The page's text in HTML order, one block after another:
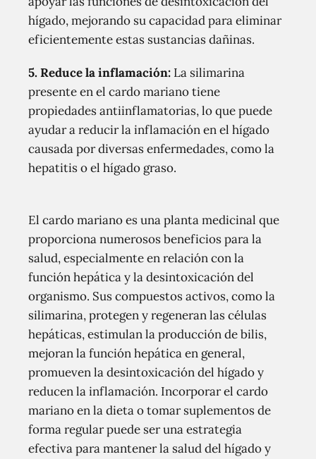
hígado, mejorando su capacidad para eliminar
eficientemente estas sustancias dañinas.
5. Reduce la inflamación: La silimarina
presente en el cardo mariano tiene
propiedades antiinflamatorias, lo que puede
ayudar a reducir la inflamación en el hígado
causada por diversas enfermedades, como la
hepatitis o el hígado graso.
El cardo mariano es una planta medicinal que
proporciona numerosos beneficios para la
salud, especialmente en relación con la
función hepática y la desintoxicación del
organismo. Sus compuestos activos, como la
silimarina, protegen y regeneran las células
hepáticas, estimulan la producción de bilis,
mejoran la función hepática en general,
promueven la desintoxicación del hígado y
reducen la inflamación. Incorporar el cardo
mariano en la dieta o tomar suplementos de
forma regular puede ser una estrategia
efectiva para mantener la salud del hígado y